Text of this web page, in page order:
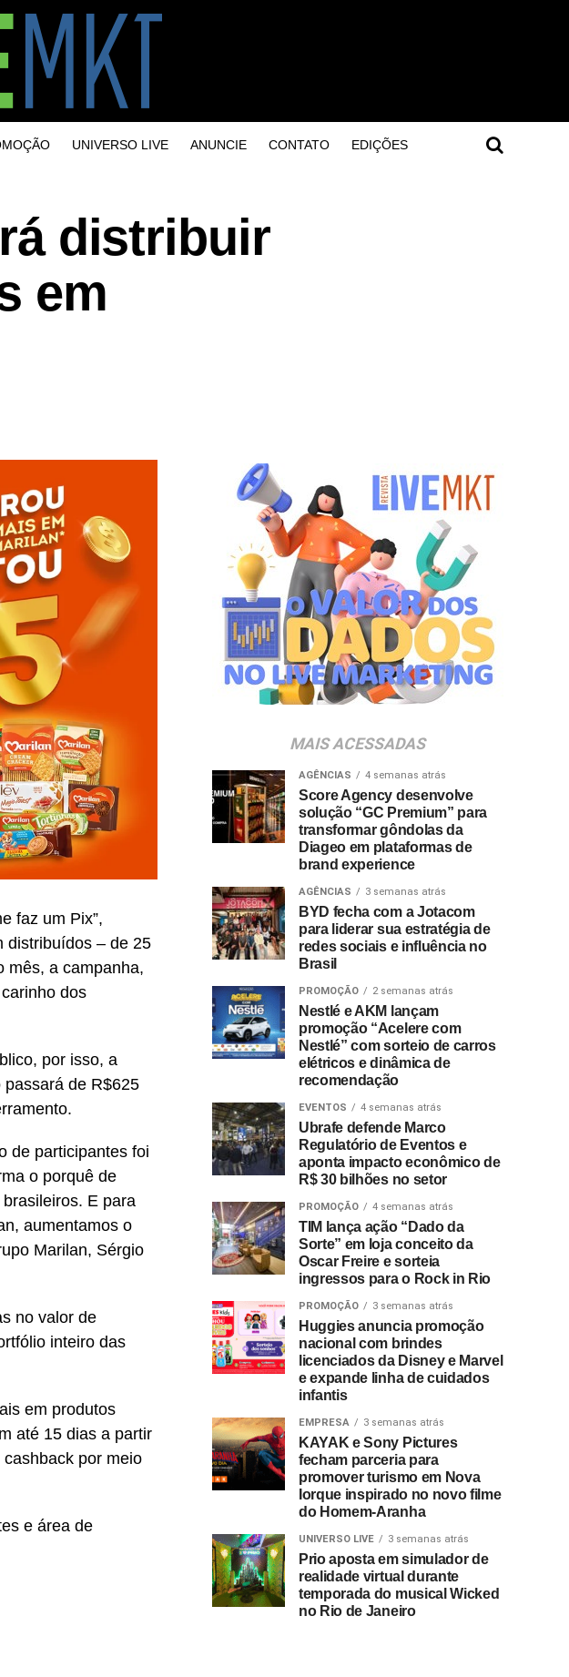
UNIVERSO LIVE ANUNCIE CONTATO EDIÇÕES
distribuir
em
faz um Pix”,
distribuídos – de 25
mês, a campanha,
dos
por isso, a
de R$625
de participantes foi
o porquê de
E para
aumentamos o
Marilan, Sérgio
no valor de
inteiro das
em produtos
até 15 dias a partir
por meio
e área de
MAIS ACESSADAS
AGÊNCIAS 4 semanas atrás
Score Agency desenvolve
solução “GC Premium” para
transformar gôndolas da
Diageo em plataformas de
brand experience
AGÊNCIAS 3 semanas atrás
BYD fecha com a Jotacom
para liderar sua estratégia de
redes sociais e influência no
Brasil
PROMOÇÃO 2 semanas atrás
Nestlé e AKM lançam
promoção “Acelere com
Nestlé” com sorteio de carros
elétricos e dinâmica de
recomendação
EVENTOS 4 semanas atrás
Ubrafe defende Marco
Regulatório de Eventos e
aponta impacto econômico de
R$ 30 bilhões no setor
PROMOÇÃO 4 semanas atrás
TIM lança ação “Dado da
Sorte” em loja conceito da
Oscar Freire e sorteia
ingressos para o Rock in Rio
PROMOÇÃO 3 semanas atrás
Huggies anuncia promoção
nacional com brindes
licenciados da Disney e Marvel
e expande linha de cuidados
infantis
EMPRESA 3 semanas atrás
KAYAK e Sony Pictures
fecham parceria para
promover turismo em Nova
Iorque inspirado no novo filme
do Homem-Aranha
UNIVERSO LIVE 3 semanas atrás
Prio aposta em simulador de
realidade virtual durante
temporada do musical Wicked
no Rio de Janeiro